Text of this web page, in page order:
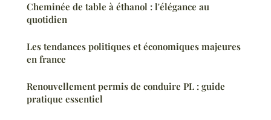
Cheminée de table à éthanol : l'élégance au
quotidien
Les tendances politiques et économiques majeures
en france
Renouvellement permis de conduire PL : guide
pratique essentiel